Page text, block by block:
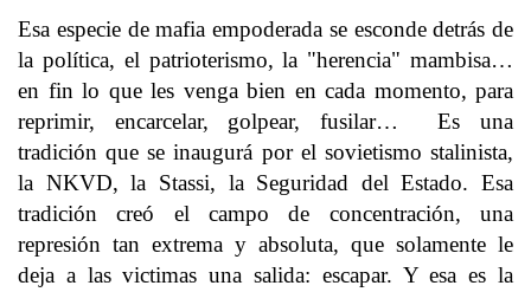
Esa especie de mafia empoderada se esconde detrás de
la política, el patrioterismo, la "herencia" mambisa…
en fin lo que les venga bien en cada momento, para
reprimir, encarcelar, golpear, fusilar… Es una
tradición que se inaugurá por el sovietismo stalinista,
la NKVD, la Stassi, la Seguridad del Estado. Esa
tradición creó el campo de concentración, una
represión tan extrema y absoluta, que solamente le
deja a las victimas una salida: escapar. Y esa es la